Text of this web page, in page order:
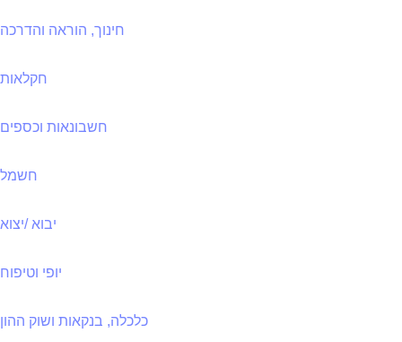
חינוך, הוראה והדרכה
חקלאות
חשבונאות וכספים
חשמל
יבוא /יצוא
יופי וטיפוח
כלכלה, בנקאות ושוק ההון